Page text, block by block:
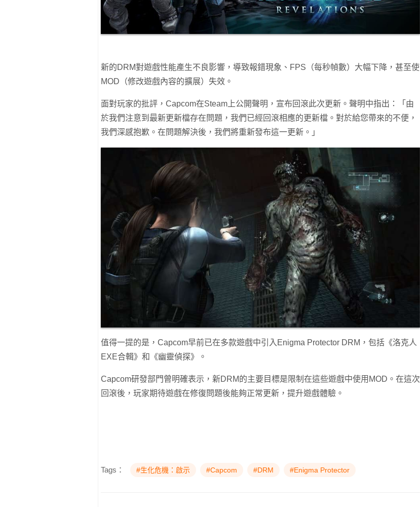
新的DRM對遊戲性能產生不良影響，導致報錯現象、FPS（每秒幀數）大幅下降，甚至使
MOD（修改遊戲內容的擴展）失效。
面對玩家的批評，Capcom在Steam上公開聲明，宣布回滾此次更新。聲明中指出：「由
於我們注意到最新更新檔存在問題，我們已經回滾相應的更新檔。對於給您帶來的不便，
我們深感抱歉。在問題解決後，我們將重新發布這一更新。」
值得一提的是，Capcom早前已在多款遊戲中引入Enigma Protector DRM，包括《洛克人
EXE合輯》和《幽靈偵探》。
Capcom研發部門曾明確表示，新DRM的主要目標是限制在這些遊戲中使用MOD。在這次
回滾後，玩家期待遊戲在修復問題後能夠正常更新，提升遊戲體驗。
Tags： #生化危機：啟示 #Capcom #DRM #Enigma Protector